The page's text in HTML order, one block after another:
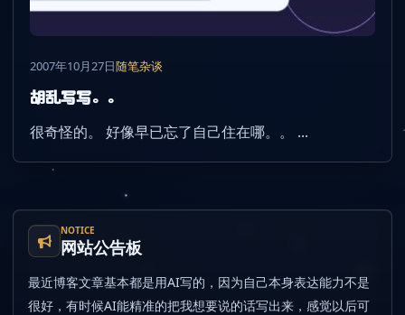
NOTICE
网站公告板
最近博客文章基本都是用AI写的，因为自己本身表达能力不是
很好，有时候AI能精准的把我想要说的话写出来，感觉以后可
2007年10月27日随笔杂谈
胡乱写写。。
很奇怪的。 好像早已忘了自己住在哪。。 ...